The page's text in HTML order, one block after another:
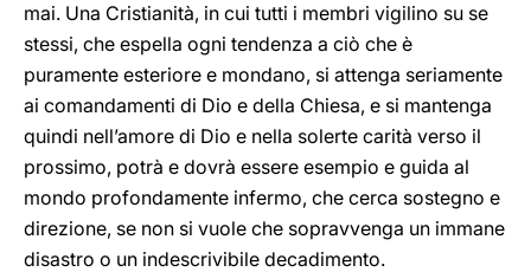
mai. Una Cristianità, in cui tutti i membri vigilino su se
stessi, che espella ogni tendenza a ciò che è
puramente esteriore e mondano, si attenga seriamente
ai comandamenti di Dio e della Chiesa, e si mantenga
quindi nell’amore di Dio e nella solerte carità verso il
prossimo, potrà e dovrà essere esempio e guida al
mondo profondamente infermo, che cerca sostegno e
direzione, se non si vuole che sopravvenga un immane
disastro o un indescrivibile decadimento.